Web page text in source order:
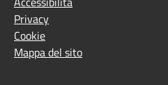
Privacy
Cookie
Mappa del sito